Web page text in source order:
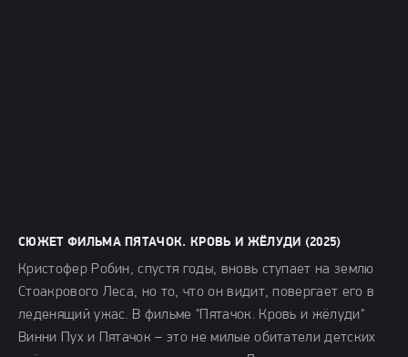
СЮЖЕТ ФИЛЬМА ПЯТАЧОК. КРОВЬ И ЖЁЛУДИ (2025)
Кристофер Робин, спустя годы, вновь ступает на землю
Стоакрового Леса, но то, что он видит, повергает его в
леденящий ужас. В фильме "Пятачок. Кровь и жёлуди"
Винни Пух и Пятачок – это не милые обитатели детских